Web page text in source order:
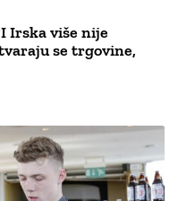
Irska više nije
se trgovine,